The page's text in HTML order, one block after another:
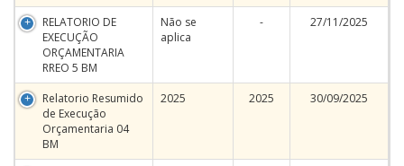
RELATORIO DE
EXECUÇÃO
ORÇAMENTARIA
RREO 5 BM
Não se
aplica
- 27/11/2025
Relatorio Resumido
de Execução
Orçamentaria 04
BM
2025 2025 30/09/2025